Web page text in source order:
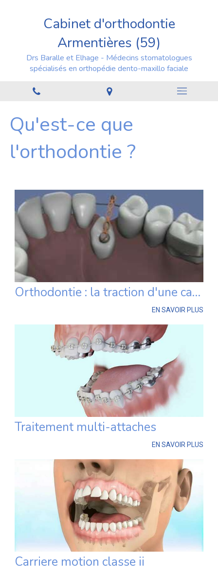
Cabinet d'orthodontie
Armentières (59)
Drs Baralle et Elhage - Médecins stomatologues
spécialisés en orthopédie dento-maxillo faciale
Qu'est-ce que
l'orthodontie ?
Orthodontie : la traction d'une canine palatine incluse
EN SAVOIR PLUS
Traitement multi-attaches
EN SAVOIR PLUS
Carriere motion classe ii